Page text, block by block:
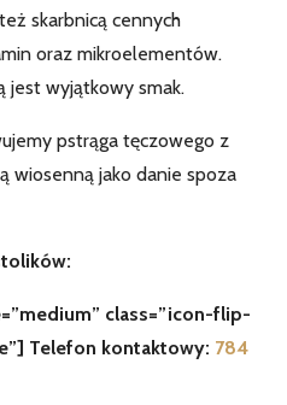
skarbnicą cennych
oraz mikroelementów.
jest wyjątkowy smak.
pstrąga tęczowego z
wiosenną jako danie spoza
class=”icon-flip-
Telefon kontaktowy: 784